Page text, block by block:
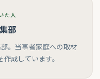
た人
部
。当事者家庭への取材
成しています。